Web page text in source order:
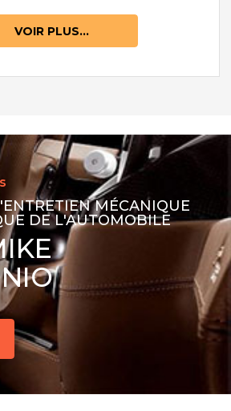
VOIR PLUS...
MÉCANIQUE
DE L'AUTOMOBILE